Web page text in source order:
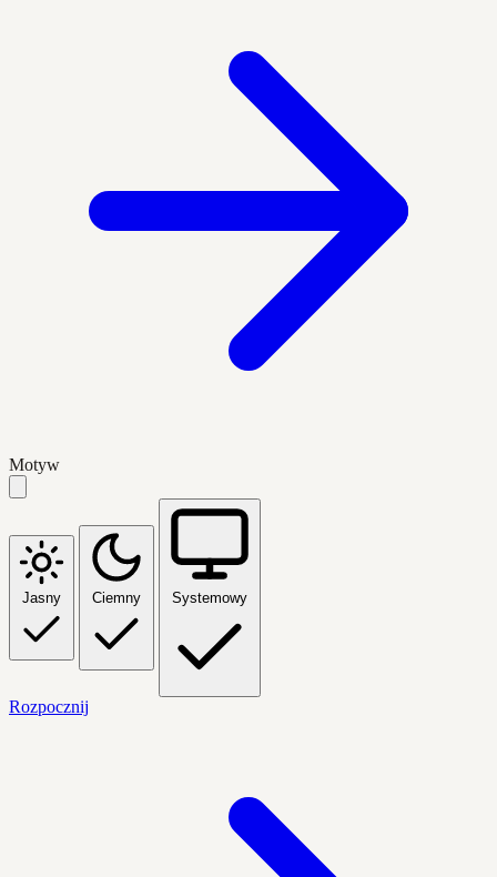
Motyw
Jasny Ciemny Systemowy
Rozpocznij